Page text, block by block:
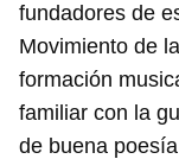
fundadores de
Movimiento de
formación
familiar con la
de buena